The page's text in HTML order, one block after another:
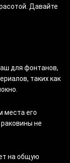
Давайте
для фонтанов,
таких как
места его
не
на общую